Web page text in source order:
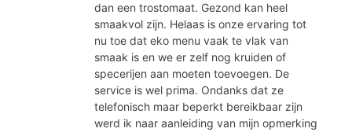
dan een trostomaat. Gezond kan heel
smaakvol zijn. Helaas is onze ervaring tot
nu toe dat eko menu vaak te vlak van
smaak is en we er zelf nog kruiden of
specerijen aan moeten toevoegen. De
service is wel prima. Ondanks dat ze
telefonisch maar beperkt bereikbaar zijn
werd ik naar aanleiding van mijn opmerking